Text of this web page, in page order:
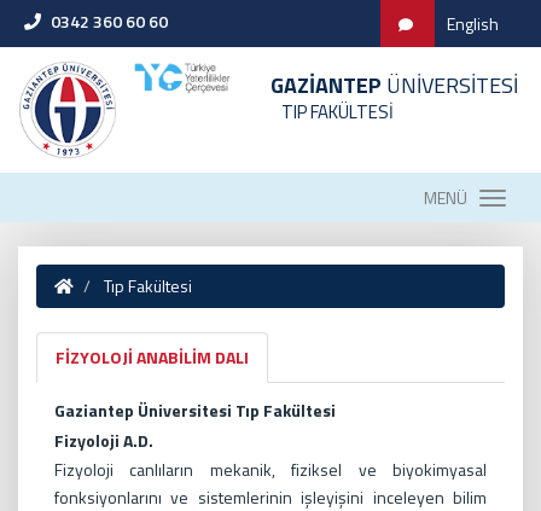
0342 360 60 60 English
GAZİANTEP ÜNİVERSİTESİ
TIP FAKÜLTESİ
MENÜ
Tıp Fakültesi
FİZYOLOJİ ANABİLİM DALI
Gaziantep Üniversitesi Tıp Fakültesi
Fizyoloji A.D.
Fizyoloji canlıların mekanik, fiziksel ve biyokimyasal
fonksiyonlarını ve sistemlerinin işleyişini inceleyen bilim